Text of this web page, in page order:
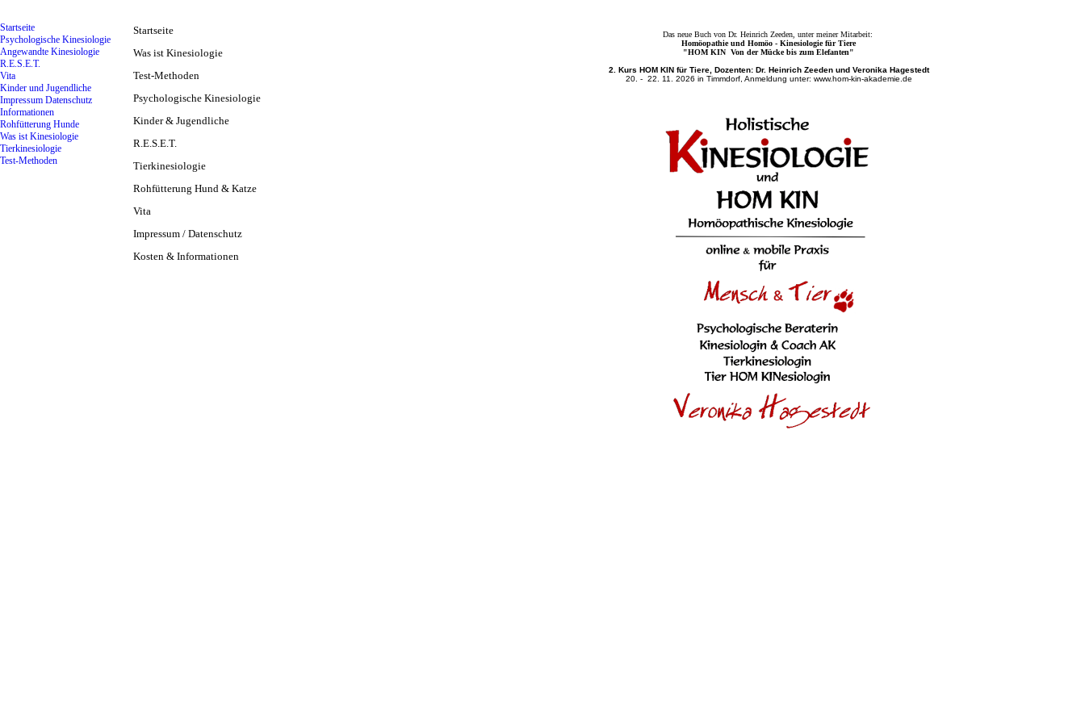
Startseite
Was ist Kinesiologie
Test-Methoden
Psychologische Kinesiologie
Kinder & Jugendliche
R.E.S.E.T.
Tierkinesiologie
Rohfütterung Hund & Katze
Vita
Impressum / Datenschutz
Kosten & Informationen
Das neue Buch von Dr. Heinrich Zeeden, unter meiner Mitarbeit:
Homöopathie und Homöo - Kinesiologie für Tiere
"HOM KIN Von der Mücke bis zum Elefanten"
2. Kurs HOM KIN für Tiere, Dozenten: Dr. Heinrich Zeeden und Veronika Hagestedt
20. - 22. 11. 2026 in Timmdorf, Anmeldung unter: www.hom-kin-akademie.de
Startseite
Psychologische Kinesiologie
Angewandte Kinesiologie
R.E.S.E.T.
Vita
Kinder und Jugendliche
Impressum Datenschutz
Informationen
Rohfütterung Hunde
Was ist Kinesiologie
Tierkinesiologie
Test-Methoden